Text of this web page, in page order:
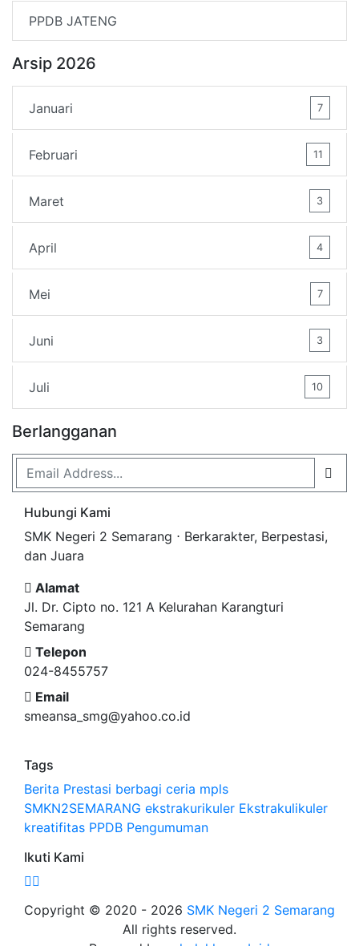
PPDB JATENG
Arsip 2026
Januari 7
Februari 11
Maret 3
April 4
Mei 7
Juni 3
Juli 10
Berlangganan
Hubungi Kami
SMK Negeri 2 Semarang ⋅ Berkarakter, Berpestasi,
dan Juara
Alamat
Jl. Dr. Cipto no. 121 A Kelurahan Karangturi
Semarang
Telepon
024-8455757
Email
smeansa_smg@yahoo.co.id
Tags
Berita Prestasi berbagi ceria mpls
SMKN2SEMARANG ekstrakurikuler Ekstrakulikuler
kreatifitas PPDB Pengumuman
Ikuti Kami
Copyright © 2020 - 2026 SMK Negeri 2 Semarang
All rights reserved.